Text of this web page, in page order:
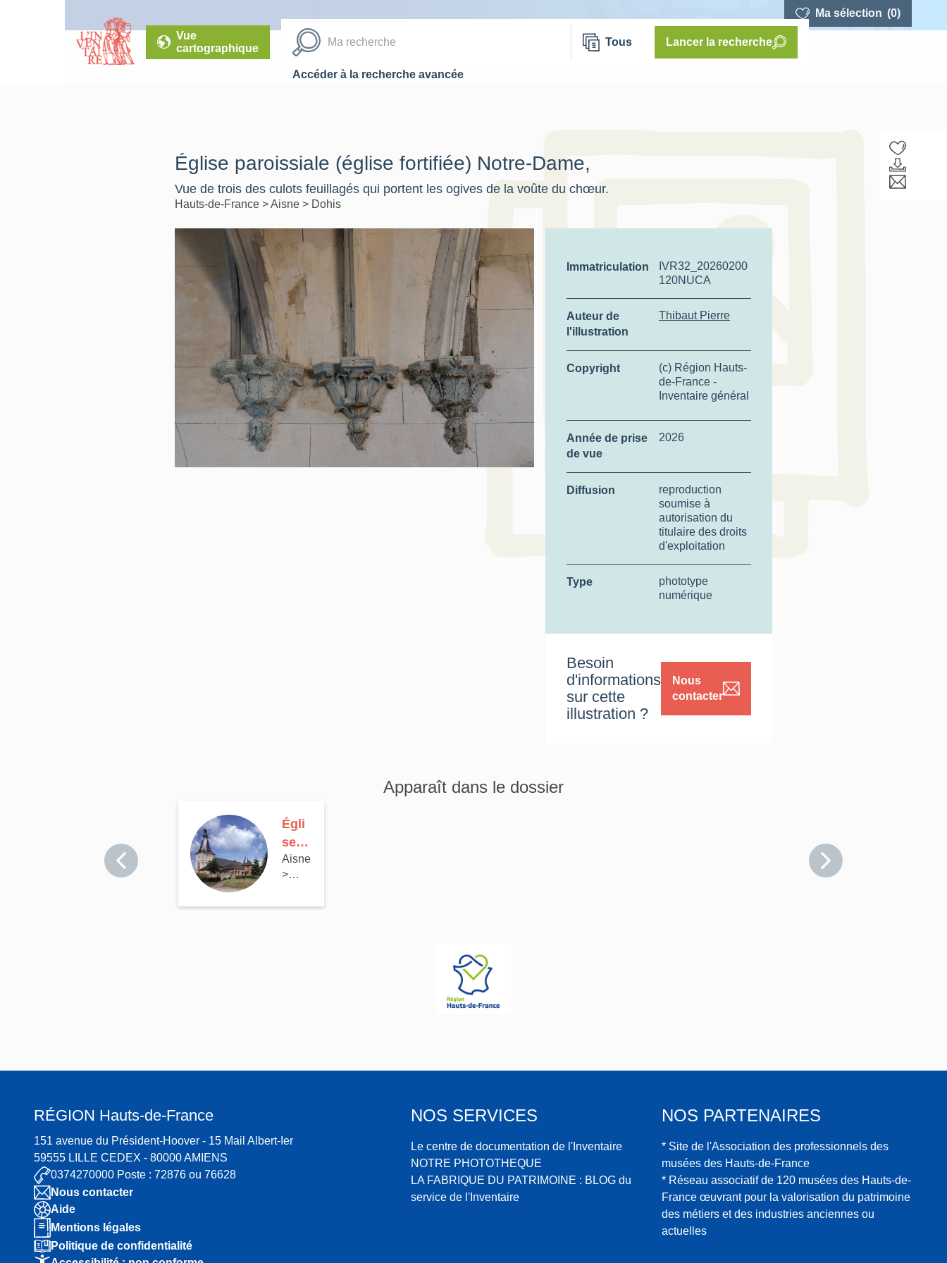
Ma sélection (0)
Vue
cartographique
Tous Lancer la recherche
Accéder à la recherche avancée
Église paroissiale (église fortifiée) Notre-Dame,
Vue de trois des culots feuillagés qui portent les ogives de la voûte du chœur.
Hauts-de-France >Aisne > Dohis
Immatriculation
IVR32_20260200
120NUCA
Auteur de
l'illustration
Thibaut Pierre
Copyright
(c) Région Hauts-
de-France -
Inventaire général
Année de prise
de vue
2026
Diffusion
reproduction
soumise à
autorisation du
titulaire des droits
d'exploitation
Type
phototype
numérique
Besoin
d'informations
sur cette
illustration ?
Nous
contacter
Apparaît dans le dossier
Égli
se
paro
issia
Aisne
>
RÉGION Hauts-de-France
151 avenue du Président-Hoover - 15 Mail Albert-Ier
59555 LILLE CEDEX - 80000 AMIENS
0374270000 Poste : 72876 ou 76628
Nous contacter
Aide
Mentions légales
Politique de confidentialité
NOS SERVICES
Le centre de documentation de l'Inventaire
NOTRE PHOTOTHEQUE
LA FABRIQUE DU PATRIMOINE : BLOG du
service de l'Inventaire
NOS PARTENAIRES
* Site de l'Association des professionnels des
musées des Hauts-de-France
* Réseau associatif de 120 musées des Hauts-de-
France œuvrant pour la valorisation du patrimoine
des métiers et des industries anciennes ou
actuelles